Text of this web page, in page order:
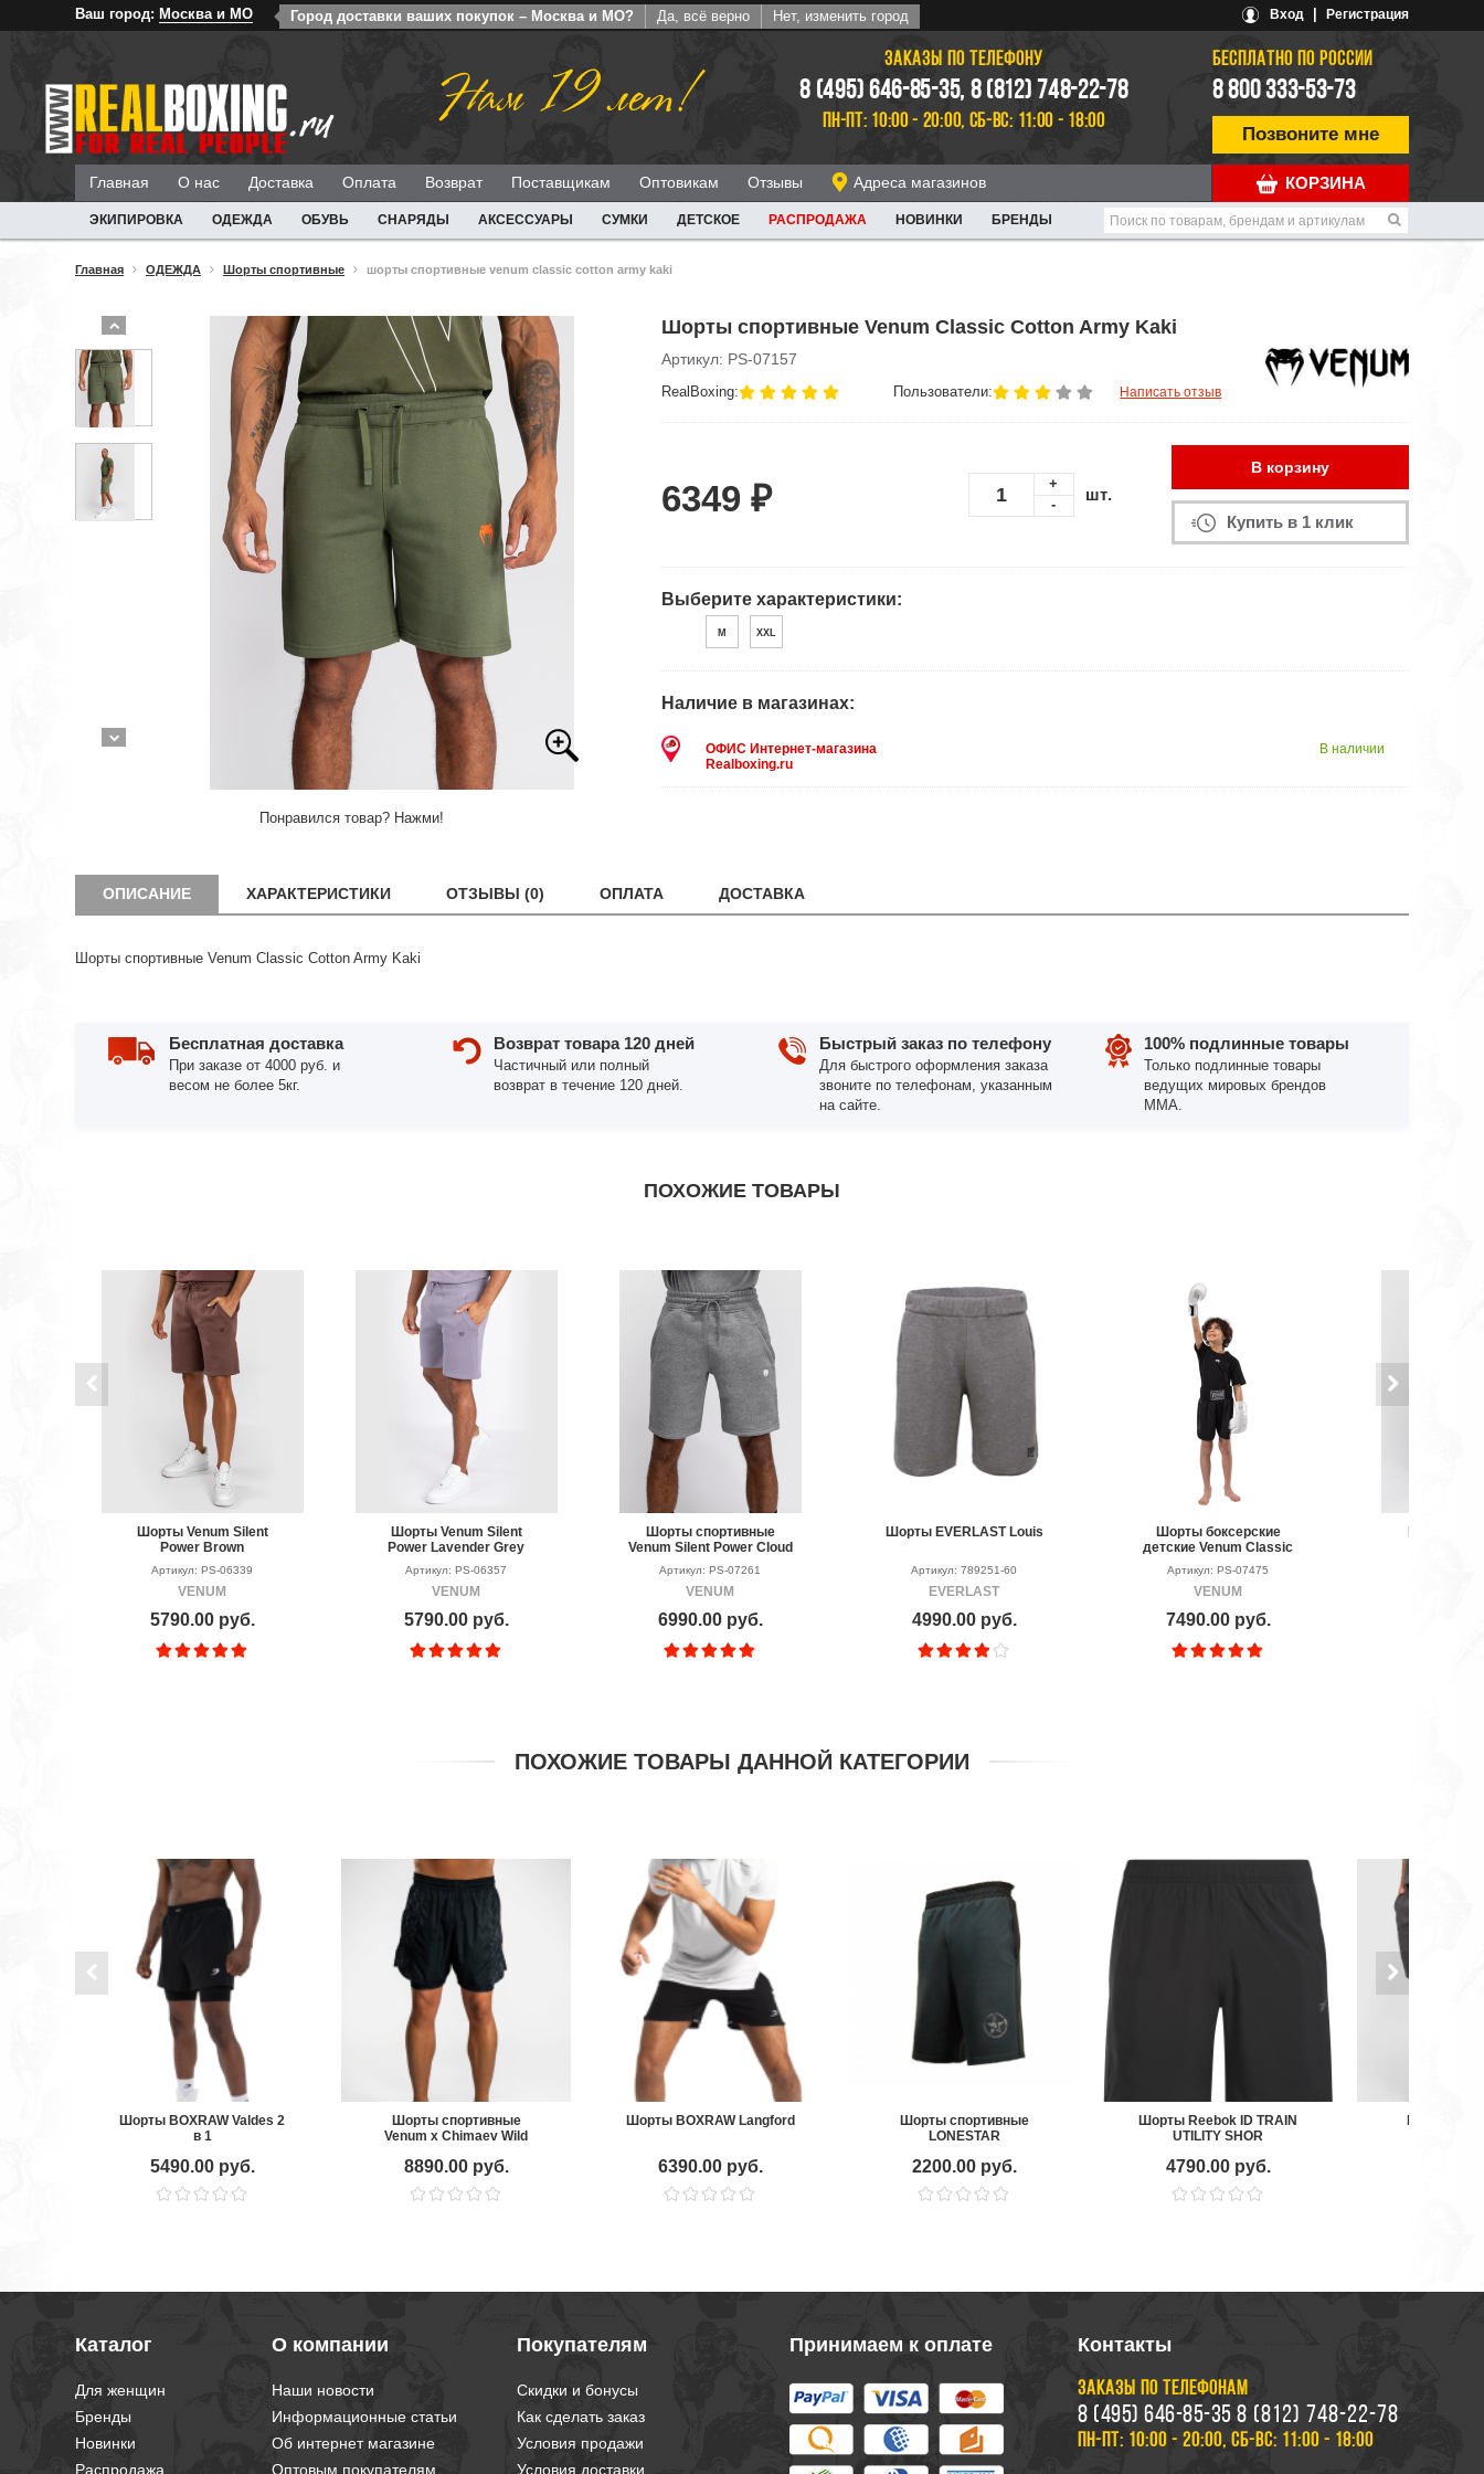
Ваш город: Москва и МО Город доставки ваших покупок – Москва и МО? Да, всё верно Нет, изменить город Вход Регистрация
Нам 19 лет! ЗАКАЗЫ ПО ТЕЛЕФОНУ
8 (495) 646-85-35, 8 (812) 748-22-78
ПН-ПТ: 10:00 - 20:00, СБ-ВС: 11:00 - 18:00
БЕСПЛАТНО ПО РОССИИ
8 800 333-53-73
Позвоните мне
КОРЗИНА
Главная О нас Доставка Оплата Возврат Поставщикам Оптовикам Отзывы Адреса магазинов
ЭКИПИРОВКА ОДЕЖДА ОБУВЬ СНАРЯДЫ АКСЕССУАРЫ СУМКИ ДЕТСКОЕ РАСПРОДАЖА НОВИНКИ БРЕНДЫ
Главная ОДЕЖДА Шорты спортивные шорты спортивные venum classic cotton army kaki
Понравился товар? Нажми!
Шорты спортивные Venum Classic Cotton Army Kaki
Артикул: PS-07157
RealBoxing: Пользователи: Написать отзыв
6349 ₽
+
-
шт.
В корзину
Купить в 1 клик
Выберите характеристики:
M XXL
Наличие в магазинах:
ОФИС Интернет-магазина
Realboxing.ru
В наличии
ОПИСАНИЕ ХАРАКТЕРИСТИКИ ОТЗЫВЫ (0) ОПЛАТА ДОСТАВКА
Шорты спортивные Venum Classic Cotton Army Kaki
Бесплатная доставка
При заказе от 4000 руб. и
весом не более 5кг.
Возврат товара 120 дней
Частичный или полный
возврат в течение 120 дней.
Быстрый заказ по телефону
Для быстрого оформления заказа
звоните по телефонам, указанным
на сайте.
100% подлинные товары
Только подлинные товары
ведущих мировых брендов
ММА.
ПОХОЖИЕ ТОВАРЫ
Шорты Venum Silent
Power Brown
Артикул: PS-06339
VENUM
5790.00 руб.
Шорты Venum Silent
Power Lavender Grey
Артикул: PS-06357
VENUM
5790.00 руб.
Шорты спортивные
Venum Silent Power Cloud
Grey
Артикул: PS-07261
VENUM
6990.00 руб.
Шорты EVERLAST Louis
Артикул: 789251-60
EVERLAST
4990.00 руб.
Шорты боксерские
детские Venum Classic
Black
Артикул: PS-07475
VENUM
7490.00 руб.
ПОХОЖИЕ ТОВАРЫ ДАННОЙ КАТЕГОРИИ
Шорты BOXRAW Valdes 2
в 1
5490.00 руб.
Шорты спортивные
Venum x Chimaev Wild
8890.00 руб.
Шорты BOXRAW Langford
6390.00 руб.
Шорты спортивные
LONESTAR
2200.00 руб.
Шорты Reebok ID TRAIN
UTILITY SHOR
4790.00 руб.
Каталог
Для женщин
Бренды
Новинки
Распродажа
О компании
Наши новости
Информационные статьи
Об интернет магазине
Оптовым покупателям
Покупателям
Скидки и бонусы
Как сделать заказ
Условия продажи
Условия доставки
Принимаем к оплате Контакты
ЗАКАЗЫ ПО ТЕЛЕФОНАМ
8 (495) 646-85-35 8 (812) 748-22-78
ПН-ПТ: 10:00 - 20:00, СБ-ВС: 11:00 - 18:00